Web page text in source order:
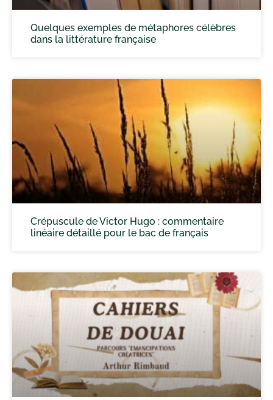
Quelques exemples de métaphores célèbres
dans la littérature française
Crépuscule de Victor Hugo : commentaire
linéaire détaillé pour le bac de français